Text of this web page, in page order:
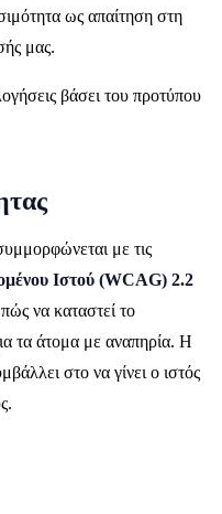
ως απαίτηση στη
μας.
βάσει του προτύπου
με τις
Ιστού (WCAG) 2.2
να καταστεί το
τα άτομα με αναπηρία. Η
στο να γίνει ο ιστός